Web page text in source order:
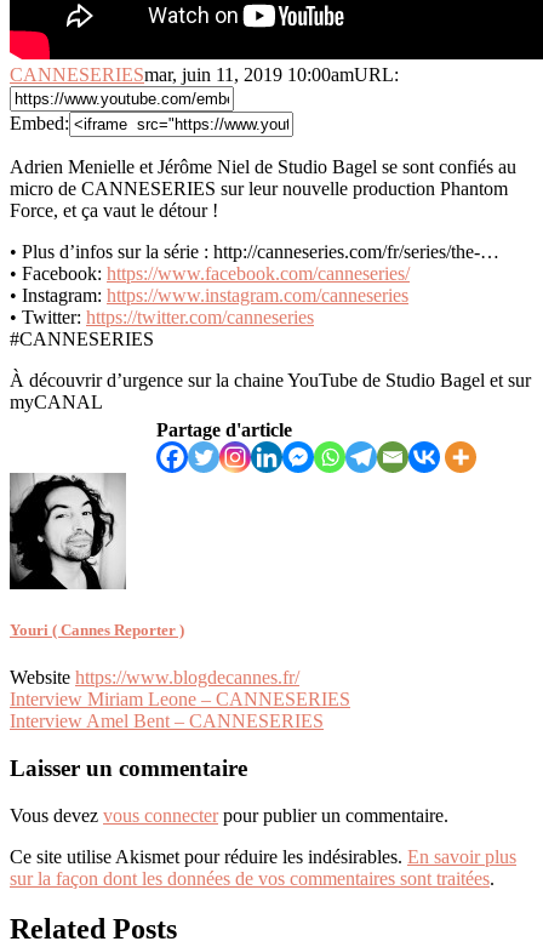
CANNESERIESmar, juin 11, 2019 10:00amURL:
Embed:
Adrien Menielle et Jérôme Niel de Studio Bagel se sont confiés au
micro de CANNESERIES sur leur nouvelle production Phantom
Force, et ça vaut le détour !
• Plus d’infos sur la série : http://canneseries.com/fr/series/the-…
• Facebook: https://www.facebook.com/canneseries/
• Instagram: https://www.instagram.com/canneseries
• Twitter: https://twitter.com/canneseries
#CANNESERIES
À découvrir d’urgence sur la chaine YouTube de Studio Bagel et sur
myCANAL
Partage d'article
Youri ( Cannes Reporter )
Website https://www.blogdecannes.fr/
Navigation
de
l’article
Interview Miriam Leone – CANNESERIES
Interview Amel Bent – CANNESERIES
Laisser un commentaire
Vous devez vous connecterpour publier un commentaire.
Ce site utilise Akismet pour réduire les indésirables. En savoir plus
sur la façon dont les données de vos commentaires sont traitées.
Related Posts